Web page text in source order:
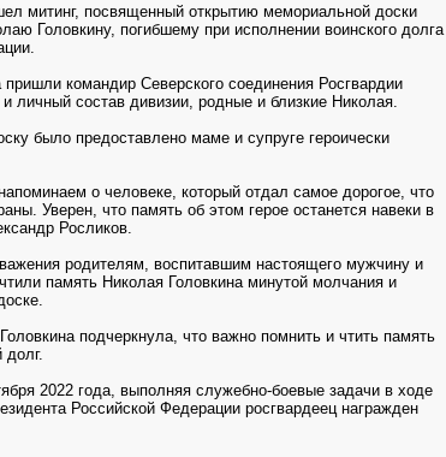
митинг, посвященный открытию мемориальной доски
Головкину, погибшему при исполнении воинского долга
командир Северского соединения Росгвардии
личный состав дивизии, родные и близкие Николая.
было предоставлено маме и супруге героически
о человеке, который отдал самое дорогое, что
Уверен, что память об этом герое останется навеки в
Росликов.
родителям, воспитавшим настоящего мужчину и
память Николая Головкина минутой молчания и
подчеркнула, что важно помнить и чтить память
2022 года, выполняя служебно-боевые задачи в ходе
Российской Федерации росгвардеец награжден